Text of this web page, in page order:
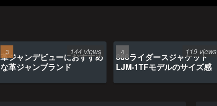
革ジャンデビューにおすすめ
な革ジャンブランド
144 views
666ライダースジャケット
LJM-1TFモデルのサイズ感
119 views